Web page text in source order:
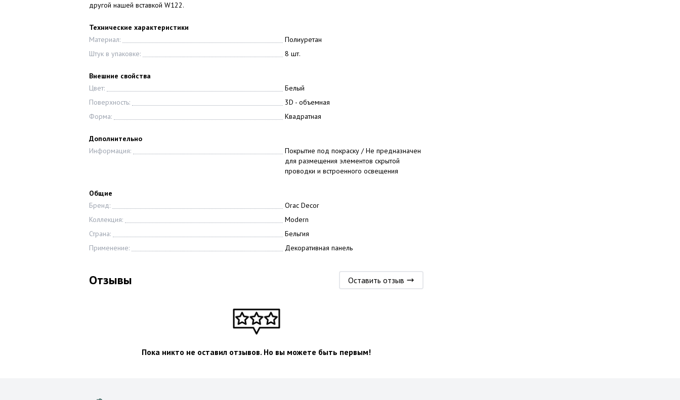
другой нашей вставкой W122.
Технические характеристики
Материал:
Полиуретан
Штук в упаковке:
8 шт.
Внешние свойства
Цвет:
Белый
Поверхность:
3D - объемная
Форма:
Квадратная
Дополнительно
Информация:
Покрытие под покраску / Не предназначен
для размещения элементов скрытой
проводки и встроенного освещения
Общие
Бренд:
Orac Decor
Коллекция:
Modern
Страна:
Бельгия
Применение:
Декоративная панель
Отзывы Оставить отзыв
Пока никто не оставил отзывов. Но вы можете быть первым!